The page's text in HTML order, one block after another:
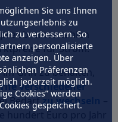
Sie uns Ihnen
zu
zu verbessern. So
personalisierte
anzeigen. Über
Präferenzen
jederzeit möglich.
Cookies” werden
gespeichert.
zahlen
für Strom.
Griff zu behalten,
verschiedener
Bedarfzu wechseln
hundert Euro pro Jahr